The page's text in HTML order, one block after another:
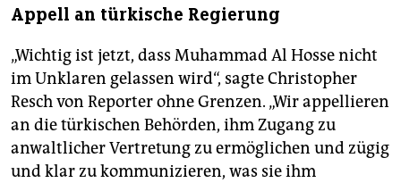
Appell an türkische Regierung
„Wichtig ist jetzt, dass Muhammad Al Hosse nicht
im Unklaren gelassen wird“, sagte Christopher
Resch von Reporter ohne Grenzen. „Wir appellieren
an die türkischen Behörden, ihm Zugang zu
anwaltlicher Vertretung zu ermöglichen und zügig
und klar zu kommunizieren, was sie ihm